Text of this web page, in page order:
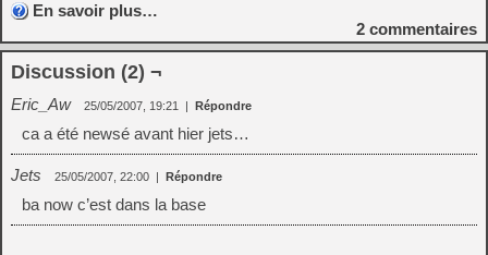
En savoir plus…
2 commentaires
Discussion (2) ¬
Eric_Aw 25/05/2007, 19:21 | Répondre
ca a été newsé avant hier jets…
Jets 25/05/2007, 22:00 | Répondre
ba now c’est dans la base